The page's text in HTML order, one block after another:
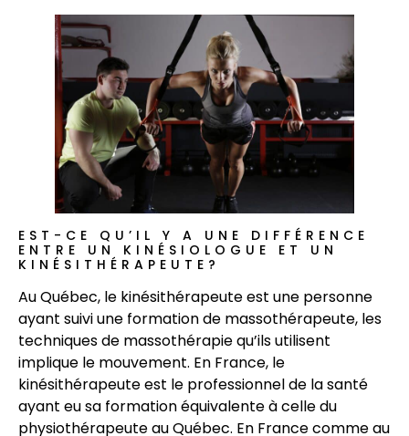
EST-CE QU’IL Y A UNE DIFFÉRENCE
ENTRE UN KINÉSIOLOGUE ET UN
KINÉSITHÉRAPEUTE?
Au Québec, le kinésithérapeute est une personne
ayant suivi une formation de massothérapeute, les
techniques de massothérapie qu’ils utilisent
implique le mouvement. En France, le
kinésithérapeute est le professionnel de la santé
ayant eu sa formation équivalente à celle du
physiothérapeute au Québec. En France comme au